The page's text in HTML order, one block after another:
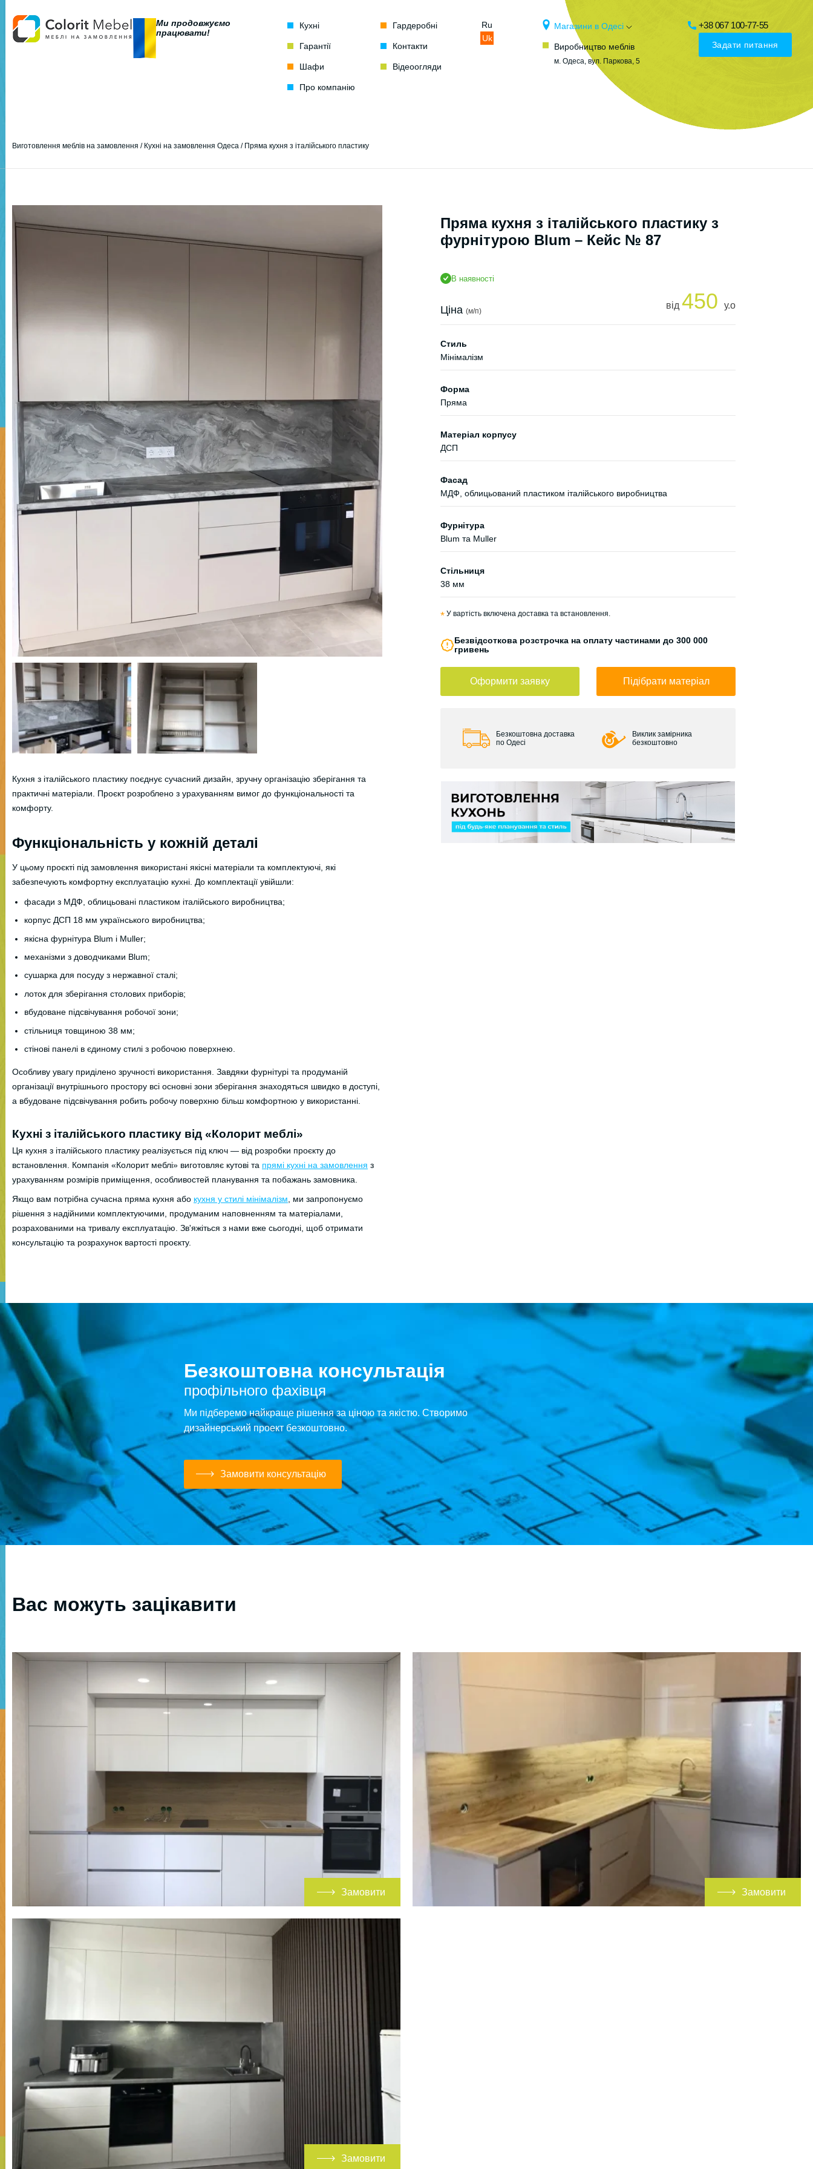
Ми продовжуємо
працювати!
Кухні Гардеробні
Гарантії Контакти
Шафи Відеоогляди
Про компанію
Uk
Ru Магазини в Одесі
Виробництво меблів
м. Одеса, вул. Паркова, 5
+38 067 100-77-55
Задати питання
Виготовлення меблів на замовлення / Кухні на замовлення Одеса / Пряма кухня з італійського пластику
Кухня з італійського пластику поєднує сучасний дизайн, зручну організацію зберігання та
практичні матеріали. Проєкт розроблено з урахуванням вимог до функціональності та
комфорту.
Функціональність у кожній деталі
У цьому проєкті під замовлення використані якісні матеріали та комплектуючі, які
забезпечують комфортну експлуатацію кухні. До комплектації увійшли:
фасади з МДФ, облицьовані пластиком італійського виробництва;
корпус ДСП 18 мм українського виробництва;
якісна фурнітура Blum і Muller;
механізми з доводчиками Blum;
сушарка для посуду з нержавної сталі;
лоток для зберігання столових приборів;
вбудоване підсвічування робочої зони;
стільниця товщиною 38 мм;
стінові панелі в єдиному стилі з робочою поверхнею.
Особливу увагу приділено зручності використання. Завдяки фурнітурі та продуманій
організації внутрішнього простору всі основні зони зберігання знаходяться швидко в доступі,
а вбудоване підсвічування робить робочу поверхню більш комфортною у використанні.
Кухні з італійського пластику від «Колорит меблі»
Ця кухня з італійського пластику реалізується під ключ — від розробки проєкту до
встановлення. Компанія «Колорит меблі» виготовляє кутові та прямі кухні на замовлення з
урахуванням розмірів приміщення, особливостей планування та побажань замовника.
Якщо вам потрібна сучасна пряма кухня або кухня у стилі мінімалізм , ми запропонуємо
рішення з надійними комплектуючими, продуманим наповненням та матеріалами,
розрахованими на тривалу експлуатацію. Зв'яжіться з нами вже сьогодні, щоб отримати
консультацію та розрахунок вартості проєкту.
Пряма кухня з італійського пластику з
фурнітурою Blum – Кейс № 87
В наявності
Ціна (м/п)
від 450 у.о
Стиль
Мінімалізм
Форма
Пряма
Матеріал корпусу
ДСП
Фасад
МДФ, облицьований пластиком італійського виробництва
Фурнітура
Blum та Muller
Стільниця
38 мм
* У вартість включена доставка та встановлення.
Безвідсоткова розстрочка на оплату частинами до 300 000
гривень
Оформити заявку Підібрати матеріал
Безкоштовна доставка
по Одесі
Виклик замірника
безкоштовно
Безкоштовна консультація
профільного фахівця
Ми підберемо найкраще рішення за ціною та якістю. Створимо
дизайнерський проект безкоштовно.
Замовити консультацію
Вас можуть зацікавити
Замовити Замовити
Замовити